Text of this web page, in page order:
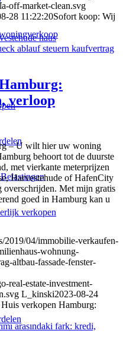
verkopen
off-market-clean.svg
28 11:22:20Sofort koop: Wij
verloop
– U wilt hier uw woning
behoort tot de duurste
met vierkante meterprijzen
Harvestehude of HafenCity
overschrijden. Met mijn gratis
goed in Hamburg kan u
2019/04/immobilie-verkaufen-
wohnung-
altbau-fassade-fenster-
real-estate-investment-
L_kinski2023-08-24
verkopen Hamburg: